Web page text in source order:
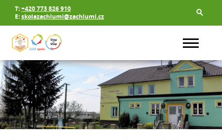
T:+420 773 826 910
E:skolazachlumi@zachlumi.cz